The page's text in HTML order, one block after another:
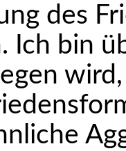
des
Ich bin